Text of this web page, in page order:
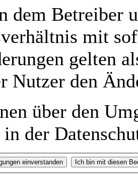
dem Betreiber
mit
gelten
Nutzer den
über den
in der